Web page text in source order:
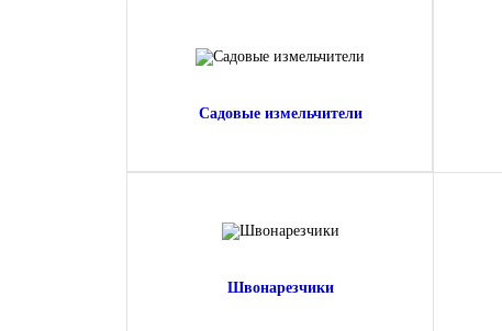
Садовые измельчители
Швонарезчики